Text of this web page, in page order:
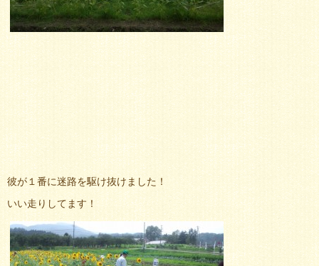
彼が１番に迷路を駆け抜けました！
いい走りしてます！